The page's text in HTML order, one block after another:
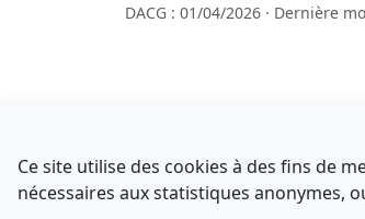
DACG : 01/04/2026 · Dernière
NATINFo
data.gouv.fr
Comment avez-vous découvert
Ce site utilise des cookies à des fins de
nécessaires aux statistiques anonymes,